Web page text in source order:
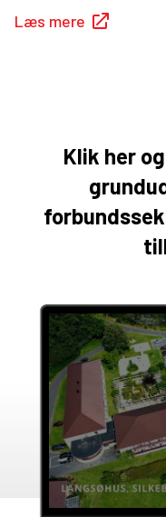
Læs mere
Klik her